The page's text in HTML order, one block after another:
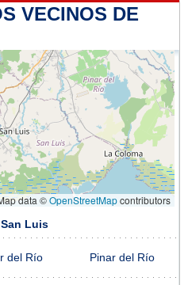
VECINOS DE
data ©OpenStreetMapcontributors
Luis
del Río Pinar del Río